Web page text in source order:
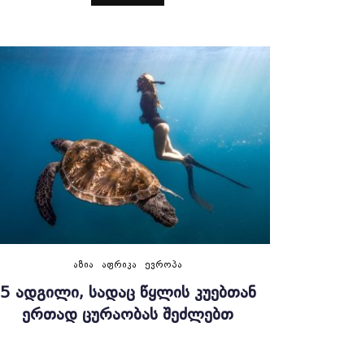
ᲐᲖᲘᲐ ᲐᲤᲠᲘᲙᲐ ᲔᲕᲠᲝᲞᲐ
5 ᲐᲓᲒᲘᲚᲘ, ᲡᲐᲓᲐᲪ ᲬᲧᲚᲘᲡ ᲙᲣᲔᲑᲗᲐᲜ
ᲔᲠᲗᲐᲓ ᲪᲣᲠᲐᲝᲑᲐᲡ ᲨᲔᲫᲚᲔᲑᲗ